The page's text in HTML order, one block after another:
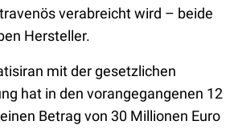
verabreicht wird – beide
Hersteller.
mit der gesetzlichen
hat in den vorangegangenen 12
Betrag von 30 Millionen Euro